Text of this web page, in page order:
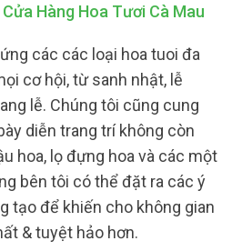
Cửa Hàng Hoa Tươi Cà Mau
các các loại hoa tuoi đa
cơ hội, từ sanh nhật, lễ
lễ. Chúng tôi cũng cung
diễn trang trí không còn
hoa, lọ đựng hoa và các một
bên tôi có thể đặt ra các ý
tạo để khiến cho không gian
& tuyệt hảo hơn.